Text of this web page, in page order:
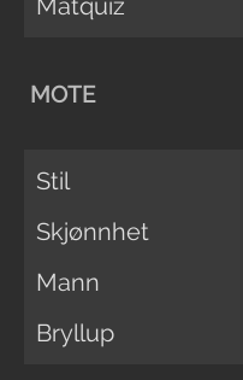
Matquiz
MOTE
Stil
Skjønnhet
Mann
Bryllup